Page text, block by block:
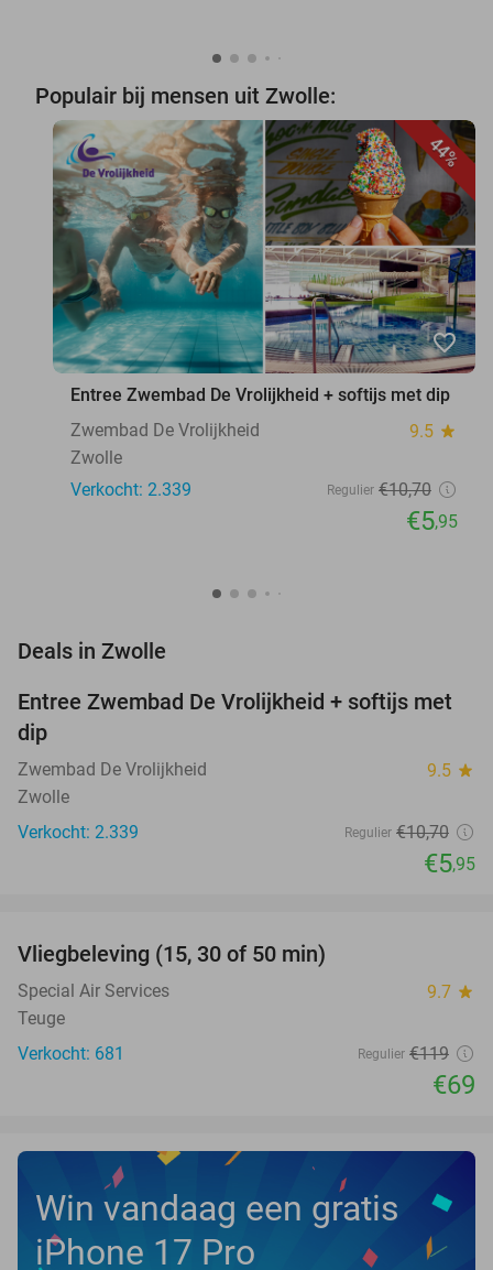
Populair bij mensen uit Zwolle:
44%
favorite_border
Entree Zwembad De Vrolijkheid + softijs met dip
Zwembad De Vrolijkheid
9.5 star
Zwolle
Verkocht: 2.339
Regulier €10,70
€5,95
Deals in Zwolle
44%
Entree Zwembad De Vrolijkheid + softijs met
dip
Zwembad De Vrolijkheid 9.5 star
Zwolle
Verkocht: 2.339
Regulier €10,70
€5,95
NEW
TODAY
Vliegbeleving (15, 30 of 50 min)
Special Air Services 9.7 star
Teuge
Verkocht: 681
Regulier €119
€69
Win vandaag een gratis
iPhone 17 Pro